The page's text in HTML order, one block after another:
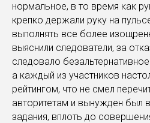
нормальное, в то время как
крепко держали руку на
выполнять все более
выяснили следователи, за
следовало
а каждый из участников
рейтингом, что не смел
авторитетам и вынужден был
задания, вплоть до